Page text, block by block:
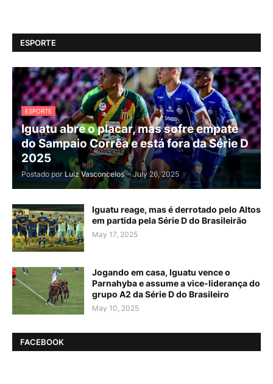
ESPORTE
ESPORTE
Iguatu abre o placar, mas sofre empate
do Sampaio Corrêa e está fora da Série D
2025
Postado por Luiz Vasconcelos - July 26, 2025
Iguatu reage, mas é derrotado pelo Altos
em partida pela Série D do Brasileirão
May 17, 2025
Jogando em casa, Iguatu vence o
Parnahyba e assume a vice-liderança do
grupo A2 da Série D do Brasileiro
May 10, 2025
FACEBOOK